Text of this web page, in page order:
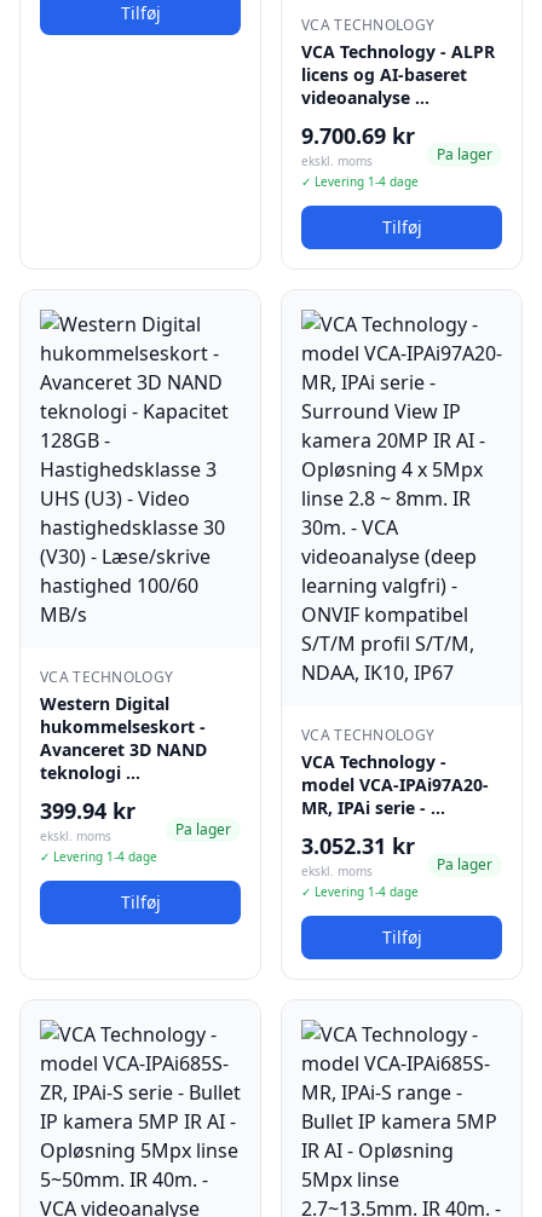
Tilføj
VCA TECHNOLOGY
VCA Technology - ALPR
licens og AI-baseret
videoanalyse …
9.700.69 kr
ekskl. moms
✓ Levering 1-4 dage
Pa lager
Tilføj
VCA TECHNOLOGY
Western Digital
hukommelseskort -
Avanceret 3D NAND
teknologi …
399.94 kr
ekskl. moms
✓ Levering 1-4 dage
Pa lager
Tilføj
VCA TECHNOLOGY
VCA Technology -
model VCA-IPAi97A20-
MR, IPAi serie - …
3.052.31 kr
ekskl. moms
✓ Levering 1-4 dage
Pa lager
Tilføj